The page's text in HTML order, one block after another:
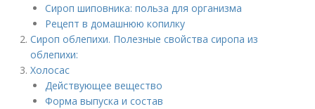
Сироп шиповника: польза для организма
Рецепт в домашнюю копилку
Сироп облепихи. Полезные свойства сиропа из
облепихи:
Холосас
Действующее вещество
Форма выпуска и состав